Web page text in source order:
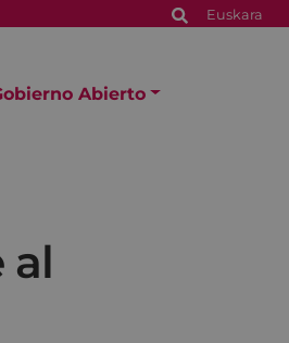
Euskara
Abierto
al